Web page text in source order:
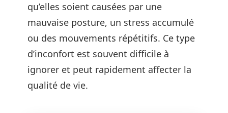
qu’elles soient causées par une
mauvaise posture, un stress accumulé
ou des mouvements répétitifs. Ce type
d’inconfort est souvent difficile à
ignorer et peut rapidement affecter la
qualité de vie.